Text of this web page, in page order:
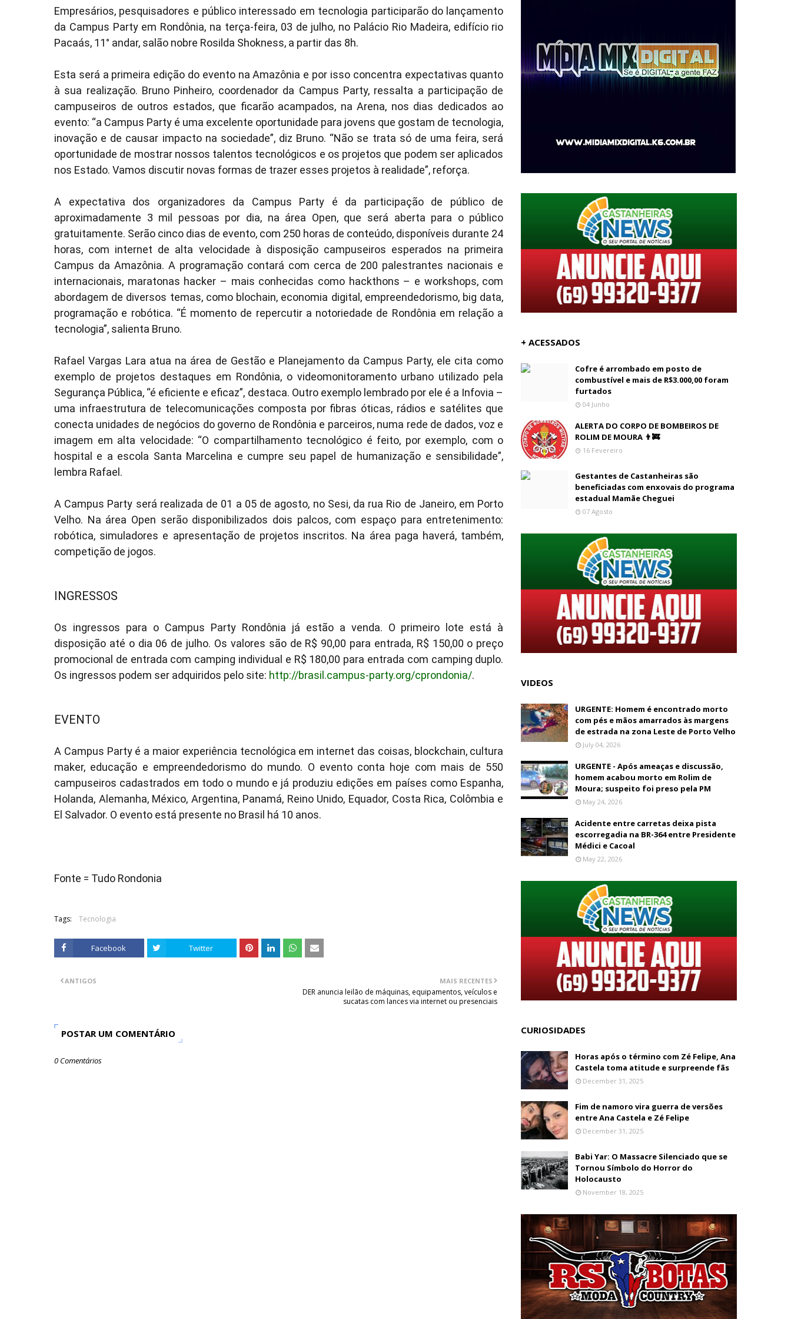
Empresários, pesquisadores e público interessado em tecnologia participarão do lançamento
da Campus Party em Rondônia, na terça-feira, 03 de julho, no Palácio Rio Madeira, edifício rio
Pacaás, 11° andar, salão nobre Rosilda Shokness, a partir das 8h.
Esta será a primeira edição do evento na Amazônia e por isso concentra expectativas quanto
à sua realização. Bruno Pinheiro, coordenador da Campus Party, ressalta a participação de
campuseiros de outros estados, que ficarão acampados, na Arena, nos dias dedicados ao
evento: “a Campus Party é uma excelente oportunidade para jovens que gostam de tecnologia,
inovação e de causar impacto na sociedade”, diz Bruno. “Não se trata só de uma feira, será
oportunidade de mostrar nossos talentos tecnológicos e os projetos que podem ser aplicados
nos Estado. Vamos discutir novas formas de trazer esses projetos à realidade”, reforça.
A expectativa dos organizadores da Campus Party é da participação de público de
aproximadamente 3 mil pessoas por dia, na área Open, que será aberta para o público
gratuitamente. Serão cinco dias de evento, com 250 horas de conteúdo, disponíveis durante 24
horas, com internet de alta velocidade à disposição campuseiros esperados na primeira
Campus da Amazônia. A programação contará com cerca de 200 palestrantes nacionais e
internacionais, maratonas hacker – mais conhecidas como hackthons – e workshops, com
abordagem de diversos temas, como blochain, economia digital, empreendedorismo, big data,
programação e robótica. “É momento de repercutir a notoriedade de Rondônia em relação a
tecnologia”, salienta Bruno.
Rafael Vargas Lara atua na área de Gestão e Planejamento da Campus Party, ele cita como
exemplo de projetos destaques em Rondônia, o videomonitoramento urbano utilizado pela
Segurança Pública, “é eficiente e eficaz”, destaca. Outro exemplo lembrado por ele é a Infovia –
uma infraestrutura de telecomunicações composta por fibras óticas, rádios e satélites que
conecta unidades de negócios do governo de Rondônia e parceiros, numa rede de dados, voz e
imagem em alta velocidade: “O compartilhamento tecnológico é feito, por exemplo, com o
hospital e a escola Santa Marcelina e cumpre seu papel de humanização e sensibilidade”,
lembra Rafael.
A Campus Party será realizada de 01 a 05 de agosto, no Sesi, da rua Rio de Janeiro, em Porto
Velho. Na área Open serão disponibilizados dois palcos, com espaço para entretenimento:
robótica, simuladores e apresentação de projetos inscritos. Na área paga haverá, também,
competição de jogos.
INGRESSOS
Os ingressos para o Campus Party Rondônia já estão a venda. O primeiro lote está à
disposição até o dia 06 de julho. Os valores são de R$ 90,00 para entrada, R$ 150,00 o preço
promocional de entrada com camping individual e R$ 180,00 para entrada com camping duplo.
Os ingressos podem ser adquiridos pelo site: http://brasil.campus-party.org/cprondonia/.
EVENTO
A Campus Party é a maior experiência tecnológica em internet das coisas, blockchain, cultura
maker, educação e empreendedorismo do mundo. O evento conta hoje com mais de 550
campuseiros cadastrados em todo o mundo e já produziu edições em países como Espanha,
Holanda, Alemanha, México, Argentina, Panamá, Reino Unido, Equador, Costa Rica, Colômbia e
El Salvador. O evento está presente no Brasil há 10 anos.
Fonte = Tudo Rondonia
Tags: Tecnologia
Facebook Twitter
MAIS RECENTES
DER anuncia leilão de máquinas, equipamentos, veículos e
sucatas com lances via internet ou presenciais
ANTIGOS
POSTAR UM COMENTÁRIO
0 Comentários
+ ACESSADOS
Cofre é arrombado em posto de
combustível e mais de R$3.000,00 foram
furtados
04 Junho
ALERTA DO CORPO DE BOMBEIROS DE
ROLIM DE MOURA 👨‍🚒
16 Fevereiro
Gestantes de Castanheiras são
beneficiadas com enxovais do programa
estadual Mamãe Cheguei
07 Agosto
VIDEOS
URGENTE: Homem é encontrado morto
com pés e mãos amarrados às margens
de estrada na zona Leste de Porto Velho
July 04, 2026
URGENTE - Após ameaças e discussão,
homem acabou morto em Rolim de
Moura; suspeito foi preso pela PM
May 24, 2026
Acidente entre carretas deixa pista
escorregadia na BR-364 entre Presidente
Médici e Cacoal
May 22, 2026
CURIOSIDADES
Horas após o término com Zé Felipe, Ana
Castela toma atitude e surpreende fãs
December 31, 2025
Fim de namoro vira guerra de versões
entre Ana Castela e Zé Felipe
December 31, 2025
Babi Yar: O Massacre Silenciado que se
Tornou Símbolo do Horror do
Holocausto
November 18, 2025